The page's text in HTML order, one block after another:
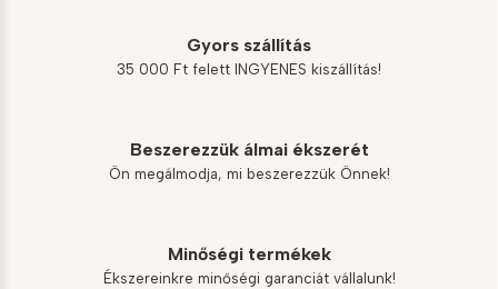
Gyors szállítás
35 000 Ft felett INGYENES kiszállítás!
Beszerezzük álmai ékszerét
Ön megálmodja, mi beszerezzük Önnek!
Minőségi termékek
Ékszereinkre minőségi garanciát vállalunk!